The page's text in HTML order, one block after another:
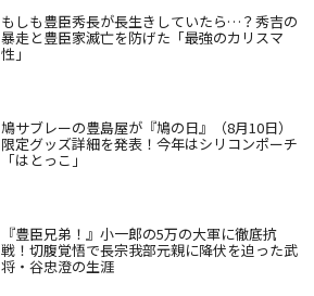
もしも豊臣秀長が長生きしていたら…？秀吉の
暴走と豊臣家滅亡を防げた「最強のカリスマ
性」
鳩サブレーの豊島屋が『鳩の日』（8月10日）
限定グッズ詳細を発表！今年はシリコンポーチ
「はとっこ」
『豊臣兄弟！』小一郎の5万の大軍に徹底抗
戦！切腹覚悟で長宗我部元親に降伏を迫った武
将・谷忠澄の生涯